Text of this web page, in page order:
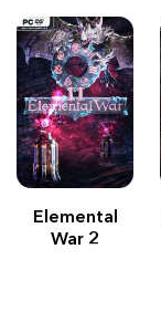
Elemental
War 2